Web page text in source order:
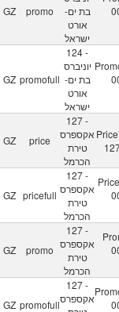
GZ promo
בת ים-
אורט
ישראל
GZ promofull
124 -
יוניברס
בת ים-
אורט
ישראל
GZ price
127 -
אקספרס
טירת
הכרמל
GZ pricefull
127 -
אקספרס
טירת
הכרמל
GZ promo
127 -
אקספרס
טירת
הכרמל
GZ promofull
127 -
אקספרס